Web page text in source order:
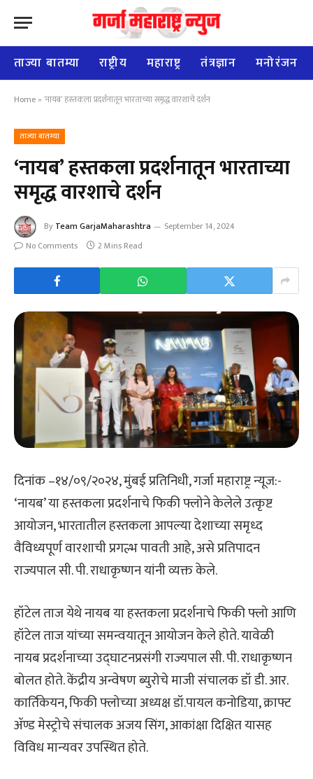
ताज्या बातम्या राष्ट्रीय महाराष्ट्र तंत्रज्ञान मनोरंजन
Home » ‘नायब’ हस्तकला प्रदर्शनातून भारताच्या समृद्ध वारशाचे दर्शन
ताज्या बातम्या
‘नायब’ हस्तकला प्रदर्शनातून भारताच्या
समृद्ध वारशाचे दर्शन
By Team GarjaMaharashtra
September 14, 2024
No Comments
2 Mins Read
दिनांक –१४/०९/२०२४, मुंबई प्रतिनिधी, गर्जा महाराष्ट्र न्यूज:-
‘नायब’ या हस्तकला प्रदर्शनाचे फिकी फ्लोने केलेले उत्कृष्ट
आयोजन, भारतातील हस्तकला आपल्या देशाच्या समृध्द
वैविध्यपूर्ण वारशाची प्रगल्भ पावती आहे, असे प्रतिपादन
राज्यपाल सी. पी. राधाकृष्णन यांनी व्यक्त केले.
हॉटेल ताज येथे नायब या हस्तकला प्रदर्शनाचे फिकी फ्लो आणि
हॉटेल ताज यांच्या समन्वयातून आयोजन केले होते. यावेळी
नायब प्रदर्शनाच्या उद्घाटनप्रसंगी राज्यपाल सी. पी. राधाकृष्णन
बोलत होते. केंद्रीय अन्वेषण ब्युरोचे माजी संचालक डॉ डी. आर.
कार्तिकेयन, फिकी फ्लोच्या अध्यक्ष डॉ.पायल कनोडिया, क्राफ्ट
ॲण्ड मेस्ट्रोचे संचालक अजय सिंग, आकांक्षा दिक्षित यासह
विविध मान्यवर उपस्थित होते.